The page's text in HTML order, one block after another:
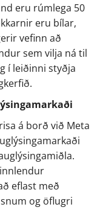
eru rúmlega 50
eru bílar,
vefinn að
sem vilja ná til
í leiðinni styðja
á borð við Meta
eflast með
og öflugri